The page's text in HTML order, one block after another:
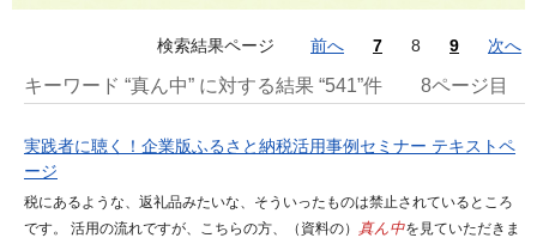
検索結果ページ 前へ 7 8 9 次へ
キーワード “真ん中” に対する結果 “541”件 8ページ目
実践者に聴く！企業版ふるさと納税活用事例セミナー テキストペ
ージ
税にあるような、返礼品みたいな、そういったものは禁止されているところ
です。 活用の流れですが、こちらの方、（資料の） 真ん中を見ていただきま